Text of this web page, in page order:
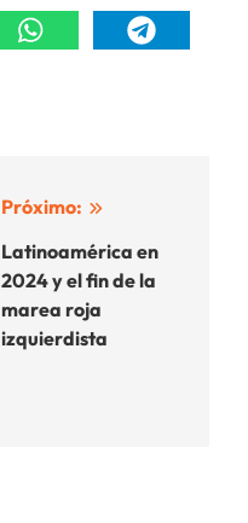
Próximo:
Latinoamérica en
2024 y el fin de la
marea roja
izquierdista